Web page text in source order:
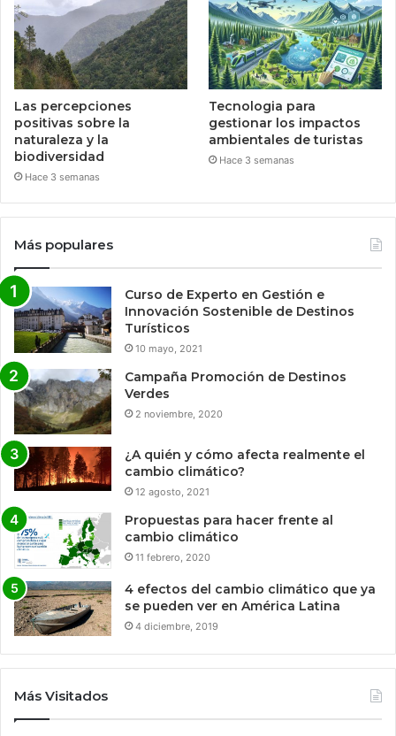
Las percepciones
positivas sobre la
naturaleza y la
biodiversidad
Hace 3 semanas
Tecnologia para
gestionar los impactos
ambientales de turistas
Hace 3 semanas
Más populares
Curso de Experto en Gestión e
Innovación Sostenible de Destinos
Turísticos
10 mayo, 2021
Campaña Promoción de Destinos
Verdes
2 noviembre, 2020
¿A quién y cómo afecta realmente el
cambio climático?
12 agosto, 2021
Propuestas para hacer frente al
cambio climático
11 febrero, 2020
4 efectos del cambio climático que ya
se pueden ver en América Latina
4 diciembre, 2019
Más Visitados